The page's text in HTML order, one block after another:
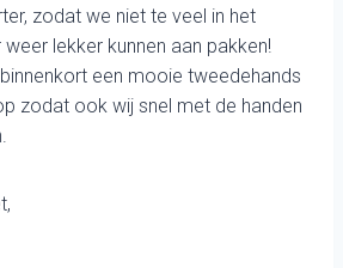
zodat we niet te veel in het
lekker kunnen aan pakken!
een mooie tweedehands
zodat ook wij snel met de handen